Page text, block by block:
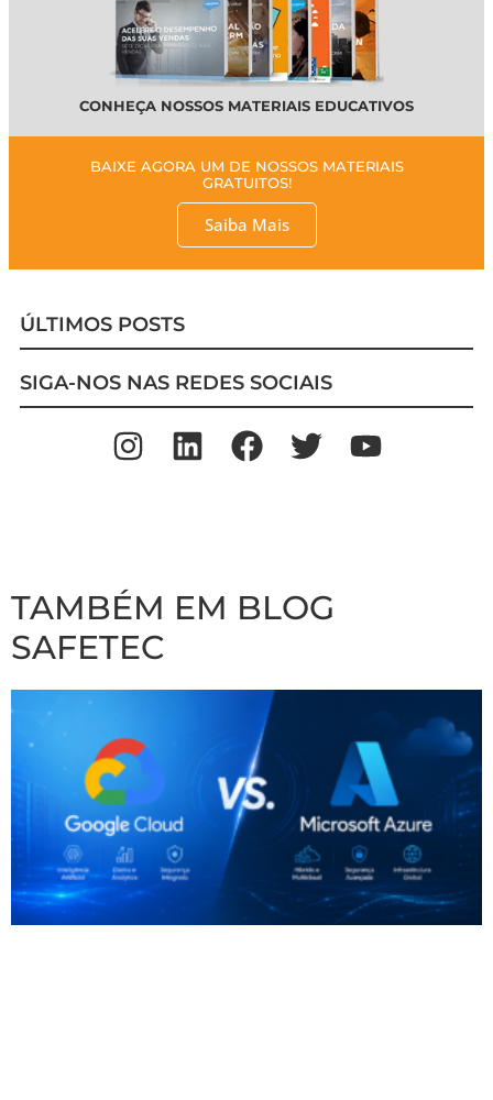
CONHEÇA NOSSOS MATERIAIS EDUCATIVOS
BAIXE AGORA UM DE NOSSOS MATERIAIS
GRATUITOS!
Saiba Mais
ÚLTIMOS POSTS
SIGA-NOS NAS REDES SOCIAIS
TAMBÉM EM BLOG
SAFETEC